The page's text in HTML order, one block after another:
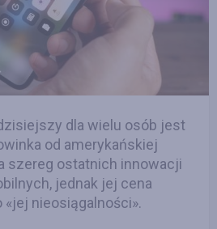
dla wielu osób jest
od amerykańskiej
szereg ostatnich innowacji
jednak jej cena
«jej nieosiągalności».